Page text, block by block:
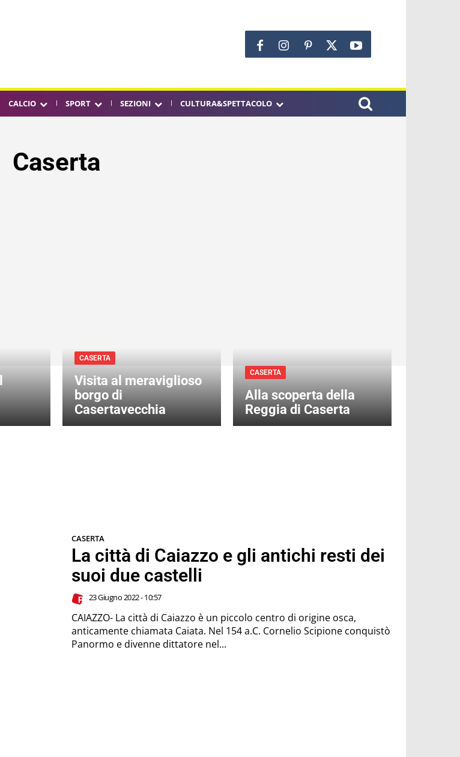
CALCIO SPORT SEZIONI CULTURA&SPETTACOLO
Caserta
CASERTA
Visita al meraviglioso
borgo di
Casertavecchia
CASERTA
Alla scoperta della
Reggia di Caserta
CASERTA
La città di Caiazzo e gli antichi resti dei
suoi due castelli
23 Giugno 2022 - 10:57
CAIAZZO- La città di Caiazzo è un piccolo centro di origine osca,
anticamente chiamata Caiata. Nel 154 a.C. Cornelio Scipione conquistò
Panormo e divenne dittatore nel...